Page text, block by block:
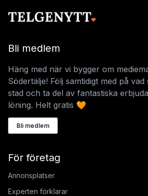
Bli medlem
Häng med när vi bygger om
Södertälje! Följ samtidigt med på
stad och ta del av fantastiska
löning. Helt gratis 🧡
Bli medlem
För företag
Annonsplatser
Experten förklarar